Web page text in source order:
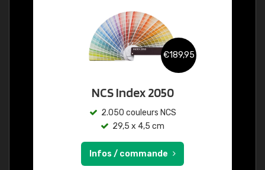
€189,95
NCS Index 2050
2.050 couleurs NCS
29,5 x 4,5 cm
Infos / commande